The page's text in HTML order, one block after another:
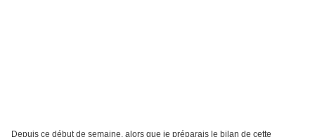
Depuis ce début de semaine, alors que je préparais le bilan de cette